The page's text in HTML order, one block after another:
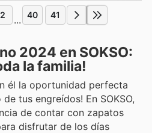
2 ... 40 41
2024 en SOKSO:
la familia!
él la oportunidad perfecta
tus engreídos! En SOKSO,
de contar con zapatos
disfrutar de los días